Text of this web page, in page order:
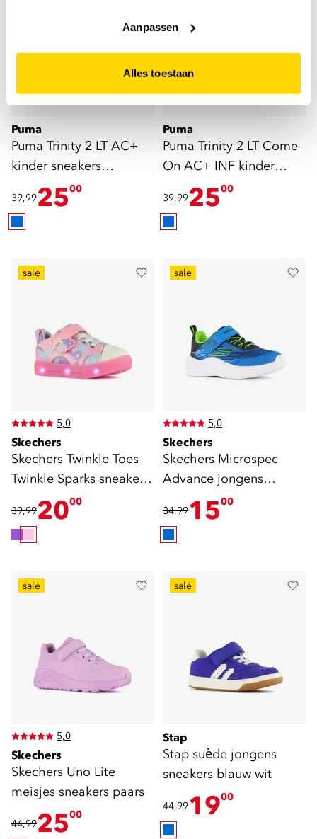
website niet optimaal functioneert.
Aanpassen
Alles toestaan
Puma
Puma Trinity 2 LT AC+
kinder sneakers
lichtblauw roze
39,992500
Puma
Puma Trinity 2 LT Come
On AC+ INF kinder
sneakers lichtblauw
39,992500
sale
5,0
Skechers
Skechers Twinkle Toes
Twinkle Sparks sneakers
39,992000
sale
5,0
Skechers
Skechers Microspec
Advance jongens
sneakers blauw
34,991500
sale
5,0
Skechers
Skechers Uno Lite
meisjes sneakers paars
44,992500
sale
Stap
Stap suède jongens
sneakers blauw wit
44,991900